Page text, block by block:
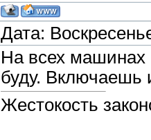
Дата:
На всех машинах
буду. Включаешь
Жестокость